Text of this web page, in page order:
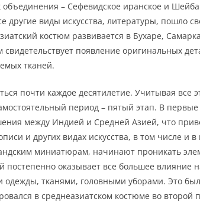
объединения – Сефевидское иранское и
другие виды искусства, литературы, пошло
костюм развивается в Бухаре,
появление оригинальных
тканей.
почти каждое десятилетие. Учитывая все
период – пятый этап. В первые
между Индией и Средней Азией, что
и других видах искусства, в том числе и
миниатюрам, начинают проникать
постепенно оказывает все большее влияние
тканями, головными уборами. Это
в среднеазиатском костюме во второй